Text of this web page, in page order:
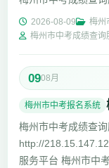
输入验证码 获取验
2026-08-09
梅州
梅州市中考成绩查询
0908月
梅州市中考报名系统
梅州市中考成绩查
http://
服务平台 梅州市中